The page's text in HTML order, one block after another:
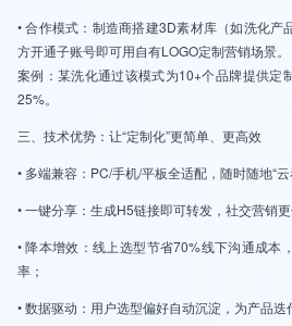
• 合作模式：制造商搭建3D素材库（如洗化产
方开通子账号即可用自有LOGO定制营销场景。
案例：某洗化通过该模式为10+个品牌提供定
25%。
三、技术优势：让“定制化”更简单、更高效
• 多端兼容：PC/手机/平板全适配，随时随地“云
• 一键分享：生成H5链接即可转发，社交营销更
• 降本增效：线上选型节省70%线下沟通成本
率；
• 数据驱动：用户选型偏好自动沉淀，为产品迭